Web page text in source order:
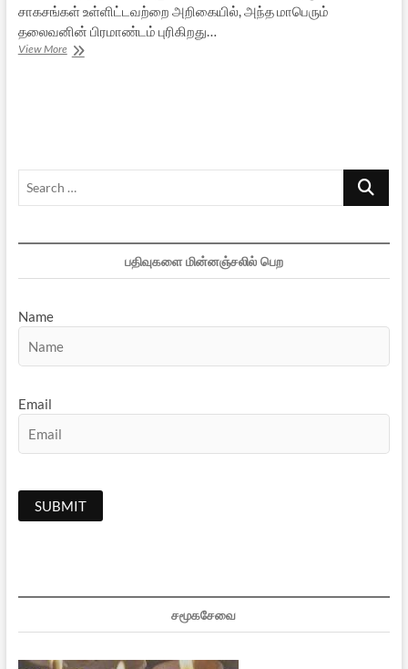
சாகசங்கள் உள்ளிட்டவற்றை அறிகையில், அந்த மாபெரும்
தலைவனின் பிரமாண்டம் புரிகிறது…
View Moreநேதாஜி:
Search
பதிவுகளை மின்னஞ்சலில் பெற
Name
Email
சமூகசேவை